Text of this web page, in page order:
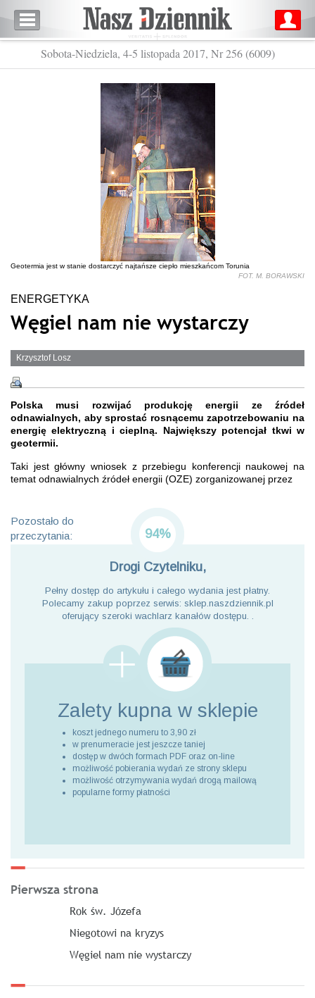
Sobota-Niedziela, 4-5 listopada 2017, Nr 256 (6009)
Geotermia jest w stanie dostarczyć najtańsze ciepło mieszkańcom Torunia
FOT. M. BORAWSKI
ENERGETYKA
Węgiel nam nie wystarczy
Krzysztof Losz
Polska musi rozwijać produkcję energii ze źródeł
odnawialnych, aby sprostać rosnącemu zapotrzebowaniu na
energię elektryczną i cieplną. Największy potencjał tkwi w
geotermii.
Taki jest główny wniosek z przebiegu konferencji naukowej na
temat odnawialnych źródeł energii (OZE) zorganizowanej przez
Pozostało do
przeczytania:
94%
Drogi Czytelniku,
Pełny dostęp do artykułu i całego wydania jest płatny.
Polecamy zakup poprzez serwis: sklep.naszdziennik.pl
oferujący szeroki wachlarz kanałów dostępu. .
Zalety kupna w sklepie
koszt jednego numeru to 3,90 zł
w prenumeracie jest jeszcze taniej
dostęp w dwóch formach PDF oraz on-line
możliwość pobierania wydań ze strony sklepu
możliwość otrzymywania wydań drogą mailową
popularne formy płatności
Pierwsza strona
Rok św. Józefa
Niegotowi na kryzys
Węgiel nam nie wystarczy